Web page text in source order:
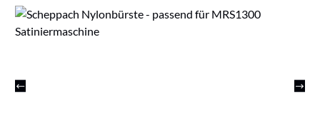
Bildergalerie überspringen